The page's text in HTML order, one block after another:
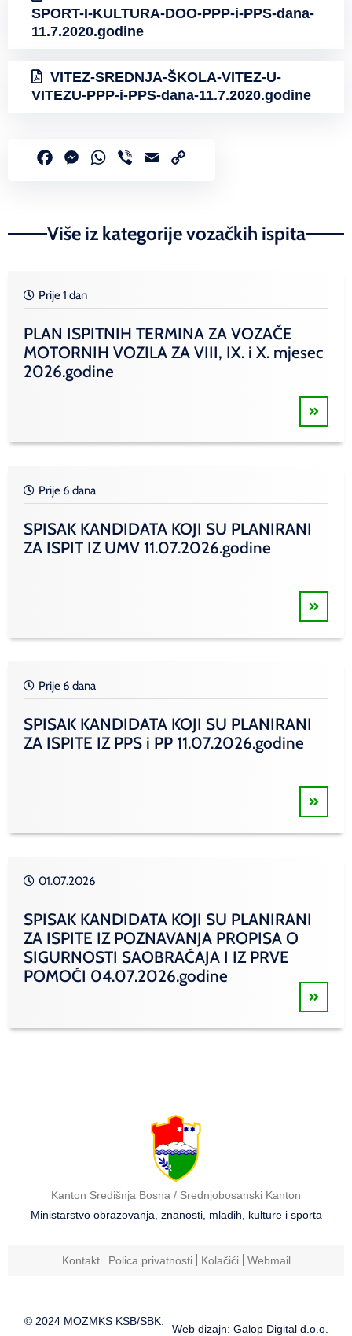
SPORT-I-KULTURA-DOO-PPP-i-PPS-dana-
11.7.2020.godine
VITEZ-SREDNJA-ŠKOLA-VITEZ-U-
VITEZU-PPP-i-PPS-dana-11.7.2020.godine
FacebookMessenger
WhatsApp
Viber Email
Više iz kategorije vozačkih ispita
Prije 1 dan
PLAN ISPITNIH TERMINA ZA VOZAČE
MOTORNIH VOZILA ZA VIII, IX. i X. mjesec
2026.godine
Prije 6 dana
SPISAK KANDIDATA KOJI SU PLANIRANI
ZA ISPIT IZ UMV 11.07.2026.godine
Prije 6 dana
SPISAK KANDIDATA KOJI SU PLANIRANI
ZA ISPITE IZ PPS i PP 11.07.2026.godine
01.07.2026
SPISAK KANDIDATA KOJI SU PLANIRANI
ZA ISPITE IZ POZNAVANJA PROPISA O
SIGURNOSTI SAOBRAĆAJA I IZ PRVE
POMOĆI 04.07.2026.godine
Kanton Središnja Bosna / Srednjobosanski Kanton
Ministarstvo obrazovanja, znanosti, mladih, kulture i sporta
Kontakt Polica privatnosti Kolačići Webmail
© 2024 MOZMKS KSB/SBK.
Web dizajn: Galop Digital d.o.o.